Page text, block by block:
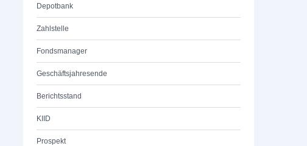
Depotbank
Zahlstelle
Fondsmanager
Geschäftsjahresende
Berichtsstand
KIID
Prospekt